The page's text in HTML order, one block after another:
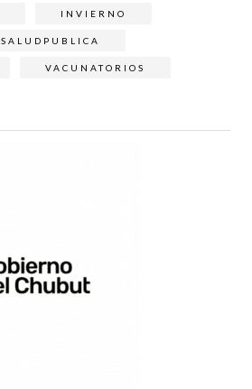
INVIERNO
SALUDPUBLICA
VACUNATORIOS